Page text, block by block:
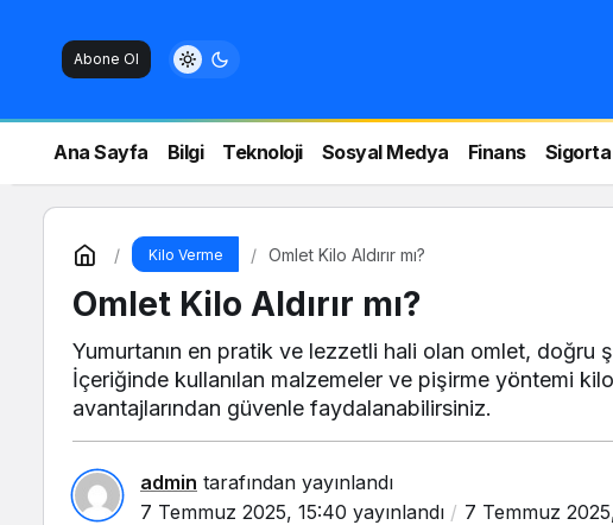
Abone Ol
Ana Sayfa Bilgi Teknoloji Sosyal Medya Finans Sigorta
Kilo Verme Omlet Kilo Aldırır mı?
Omlet Kilo Aldırır mı?
Yumurtanın en pratik ve lezzetli hali olan omlet, doğru
İçeriğinde kullanılan malzemeler ve pişirme yöntemi
avantajlarından güvenle faydalanabilirsiniz.
admin tarafından yayınlandı
7 Temmuz 2025, 15:40 yayınlandı 7 Temmuz